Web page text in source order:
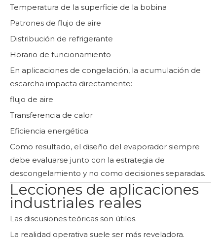
Temperatura de la superficie de la bobina
Patrones de flujo de aire
Distribución de refrigerante
Horario de funcionamiento
En aplicaciones de congelación, la acumulación de
escarcha impacta directamente:
flujo de aire
Transferencia de calor
Eficiencia energética
Como resultado, el diseño del evaporador siempre
debe evaluarse junto con la estrategia de
descongelamiento y no como decisiones separadas.
Lecciones de aplicaciones
industriales reales
Las discusiones teóricas son útiles.
La realidad operativa suele ser más reveladora.